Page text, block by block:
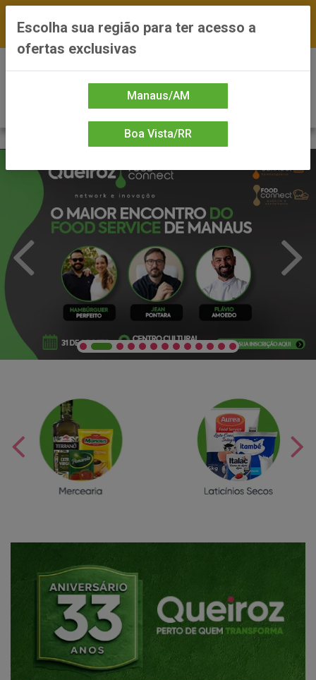
*Preços exclusivos do site — Entrega em até 24h
Escolha sua região para ter acesso a
ofertas exclusivas
Manaus/AM
Boa Vista/RR